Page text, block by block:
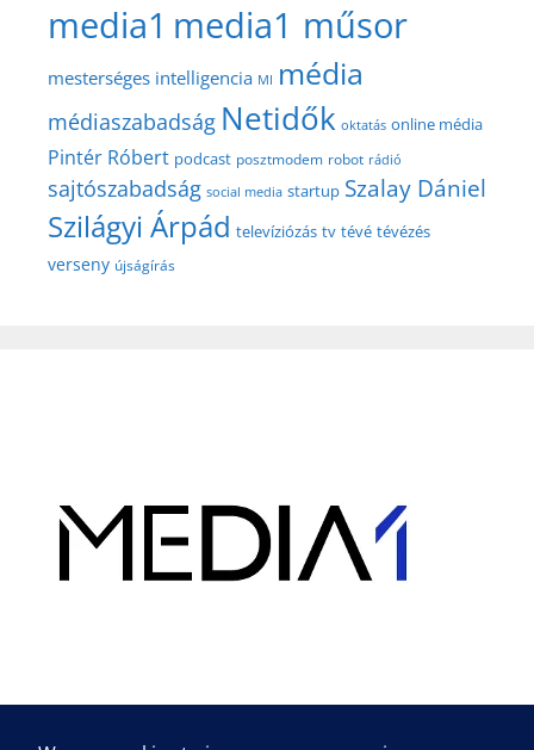
media1 media1 műsor
mesterséges intelligencia MI média
médiaszabadság Netidők oktatás online média
Pintér Róbert podcast posztmodem robot rádió
sajtószabadság social media startup Szalay Dániel
Szilágyi Árpád televíziózás tv tévé tévézés
verseny újságírás